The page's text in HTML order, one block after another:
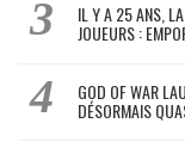
IL Y A 25 ANS,
JOUEURS :
GOD OF WAR
DÉSORMAIS